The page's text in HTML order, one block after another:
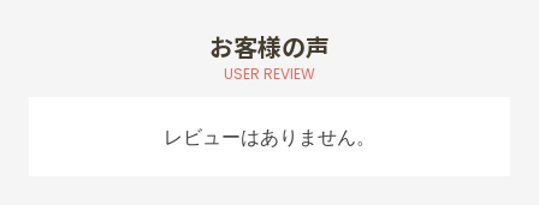
お客様の声
USER REVIEW
レビューはありません。